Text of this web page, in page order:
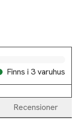
Finns i 3 varuhus
Recensioner